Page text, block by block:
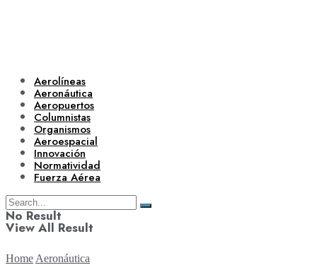
Aerolíneas
Aeronáutica
Aeropuertos
Columnistas
Organismos
Aeroespacial
Innovación
Normatividad
Fuerza Aérea
No Result
View All Result
Home Aeronáutica